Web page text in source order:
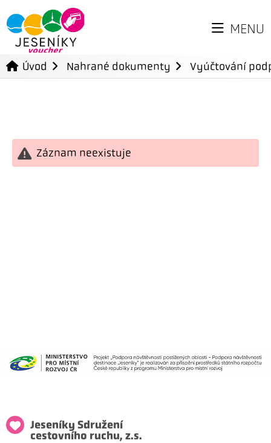
MENU
Úvod Nahrané dokumenty Vyúčtování
Záznam neexistuje
Jeseníky Sdružení
cestovního ruchu, z.s.